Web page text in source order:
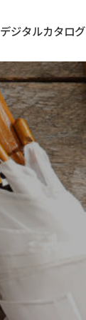
デジタルカタログ